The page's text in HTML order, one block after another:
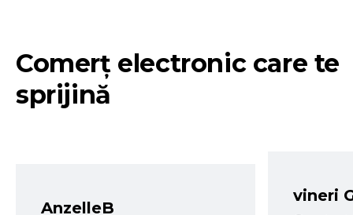
Comerț electronic care te
sprijină
AnzelleB
vineri